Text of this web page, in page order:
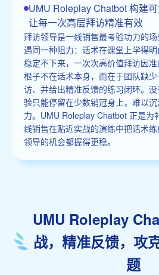
UMU Roleplay Chatbot 构建可
让每一次高层拜访精准有效
拜访领导是一线销售最考验功力的
遇同一种阻力：话术在课堂上学得
稳定不下来，一次次高价值拜访因
根子不在话术本身，而在于团队缺
访、并给出精准反馈的练习闭环。
验只能停留在少数销冠身上，难以
力。UMU Roleplay Chatbot 正是为
线销售在贴近实战的演练中把话术
领导的机会都握得更稳。
UMU Roleplay
战，精准反馈，攻
题